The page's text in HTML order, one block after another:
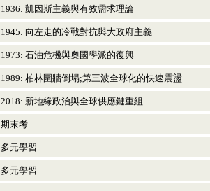
1936: 凱因斯主義與有效需求理論
1945: 向左走的冷戰對抗與大政府主義
1973: 石油危機與奧國學派的復興
1989: 柏林圍牆倒塌;第三波全球化的快速震盪
2018: 新地緣政治與全球供應鏈重組
期末考
多元學習
多元學習